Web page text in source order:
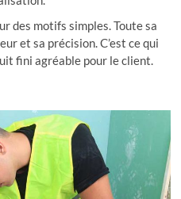
des motifs simples. Toute sa
et sa précision. C’est ce qui
fini agréable pour le client.